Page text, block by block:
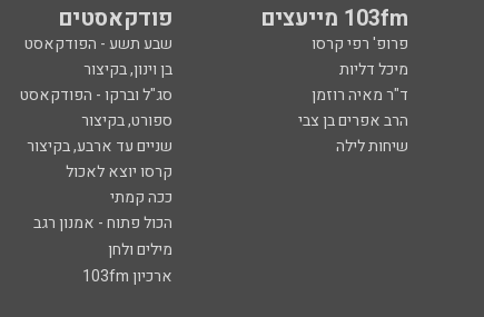
103fm מייעצים פודקאסטים
פרופ' רפי קרסו שבע תשע - הפודקאסט
מיכל דליות בן וינון, בקיצור
ד"ר מאיה רוזמן סג"ל וברקו - הפודקאסט
הרב אפרים בן צבי ספורט, בקיצור
שיחות לילה שניים עד ארבע, בקיצור
קרסו יוצא לאכול
ככה קמתי
הכול פתוח - אמנון רגב
מילים ולחן
ארכיון 103fm